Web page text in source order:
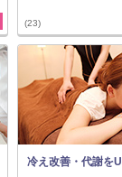
(23)
冷え改善・代謝を